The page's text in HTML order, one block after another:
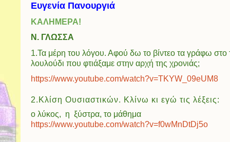
Ευγενία Πανουργιά
ΚΑΛΗΜΕΡΑ!
Ν. ΓΛΩΣΣΑ
1.Τα μέρη του λόγου. Αφού δω το βίντεο τα γράφω στο
λουλούδι που φτιάξαμε στην αρχή της χρονιάς;
https://www.youtube.com/watch?v=TKYW_09eUM8
2.Κλίση Ουσιαστικών. Κλίνω κι εγώ τις λέξεις:
ο λύκος, η ξύστρα, το μάθημα
https://www.youtube.com/watch?v=f0wMnDtDj5o